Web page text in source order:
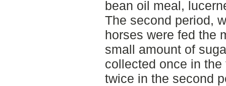
bean oil meal,
The second period,
horses were fed the
small amount of
collected once in
twice in the second